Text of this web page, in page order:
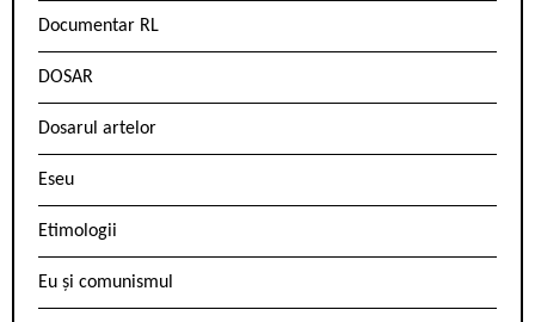
Documentar RL
DOSAR
Dosarul artelor
Eseu
Etimologii
Eu și comunismul